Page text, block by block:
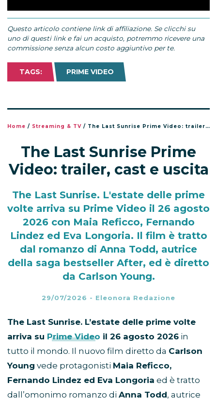
Questo articolo contiene link di affiliazione. Se clicchi su
uno di questi link e fai un acquisto, potremmo ricevere una
commissione senza alcun costo aggiuntivo per te.
TAGS: PRIME VIDEO
Home / Streaming & TV / The Last Sunrise Prime Video: trailer, cast e uscita
The Last Sunrise Prime
Video: trailer, cast e uscita
The Last Sunrise. L'estate delle prime
volte arriva su Prime Video il 26 agosto
2026 con Maia Reficco, Fernando
Lindez ed Eva Longoria. Il film è tratto
dal romanzo di Anna Todd, autrice
della saga bestseller After, ed è diretto
da Carlson Young.
29/07/2026 - Eleonora Redazione
The Last Sunrise. L’estate delle prime volte
arriva su Prime Video il 26 agosto 2026 in
tutto il mondo. Il nuovo film diretto da Carlson
Young vede protagonisti Maia Reficco,
Fernando Lindez ed Eva Longoria ed è tratto
dall’omonimo romanzo di Anna Todd, autrice